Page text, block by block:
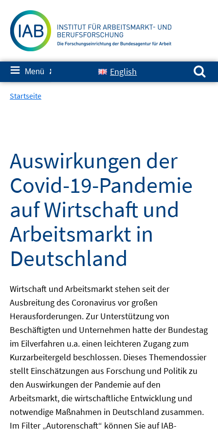
zum
Inhalt
≡ Menü ✘ English
Suchen nach:
Startseite
Auswirkungen der
Covid-19-Pandemie
auf Wirtschaft und
Arbeitsmarkt in
Deutschland
Wirtschaft und Arbeitsmarkt stehen seit der
Ausbreitung des Coronavirus vor großen
Herausforderungen. Zur Unterstützung von
Beschäftigten und Unternehmen hatte der Bundestag
im Eilverfahren u.a. einen leichteren Zugang zum
Kurzarbeitergeld beschlossen. Dieses Themendossier
stellt Einschätzungen aus Forschung und Politik zu
den Auswirkungen der Pandemie auf den
Arbeitsmarkt, die wirtschaftliche Entwicklung und
notwendige Maßnahmen in Deutschland zusammen.
Im Filter „Autorenschaft“ können Sie auf IAB-